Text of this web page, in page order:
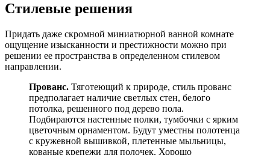
Стилевые решения
Придать даже скромной миниатюрной ванной комнате
ощущение изысканности и престижности можно при
решении ее пространства в определенном стилевом
направлении.
Прованс. Тяготеющий к природе, стиль прованс
предполагает наличие светлых стен, белого
потолка, решенного под дерево пола.
Подбираются настенные полки, тумбочки с ярким
цветочным орнаментом. Будут уместны полотенца
с кружевной вышивкой, плетенные мыльницы,
кованые крепежи для полочек. Хорошо